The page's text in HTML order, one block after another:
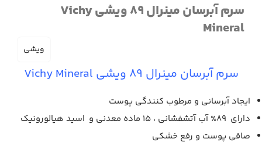
سرم آبرسان مینرال 89 ویشی Vichy
Mineral
ویشی
سرم آبرسان مینرال 89 ویشی Vichy Mineral
ایجاد آبرسانی و مرطوب کنندگی پوست
دارای 89% آب آتشفشانی ، 15 ماده معدنی و اسید هیالورونیک
صافی پوست و رفع خشکی